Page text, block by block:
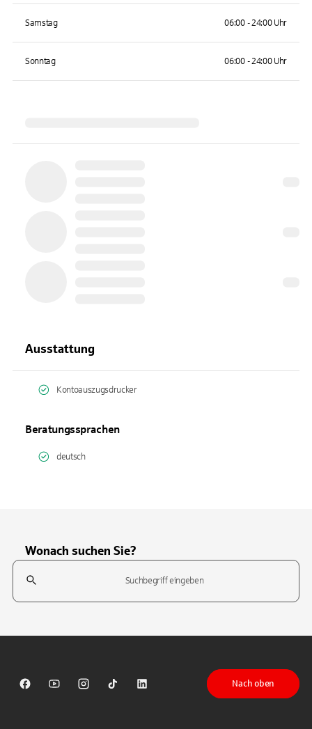
Samstag 06:00 - 24:00 Uhr
Sonntag 06:00 - 24:00 Uhr
Ausstattung
Kontoauszugsdrucker
Beratungssprachen
deutsch
Wonach suchen Sie?
Suchfeld
Sparkasse auf Facebook
Sparkasse auf Youtube
Sparkasse auf Instagram
Sparkasse auf TikTok
Sparkasse auf LinkedIn
Nach oben